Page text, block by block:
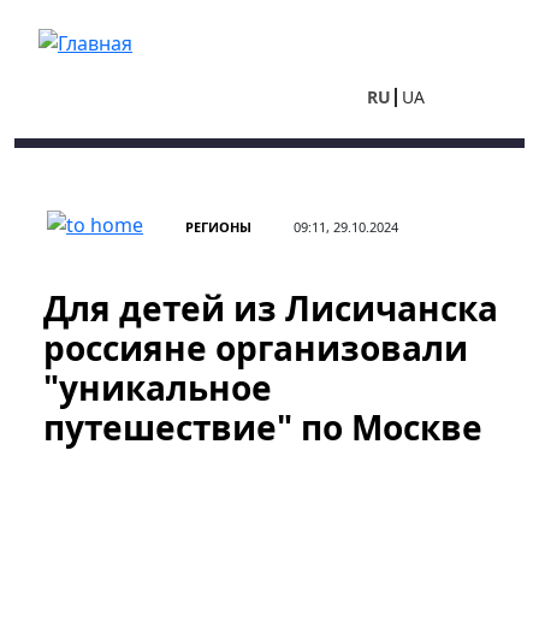
RU UA
РЕГИОНЫ 09:11, 29.10.2024
Для детей из Лисичанска
россияне организовали
"уникальное
путешествие" по Москве